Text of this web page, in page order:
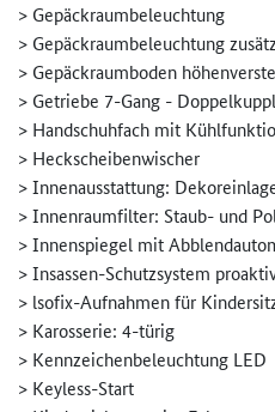
> Gepäckraumbeleuchtung
> Gepäckraumbeleuchtung
> Gepäckraumboden
> Getriebe 7-Gang -
> Handschuhfach mit
> Heckscheibenwischer
> Innenausstattung:
> Innenraumfilter: Staub- und
> Innenspiegel mit
> Insassen-Schutzsystem
> lsofix-Aufnahmen für
> Karosserie: 4-türig
> Kennzeichenbeleuchtung LED
> Keyless-Start